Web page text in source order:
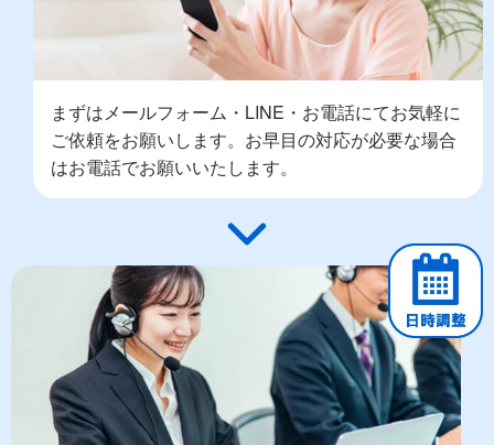
まずはメールフォーム・LINE・お電話にてお気軽に
ご依頼をお願いします。お早目の対応が必要な場合
はお電話でお願いいたします。